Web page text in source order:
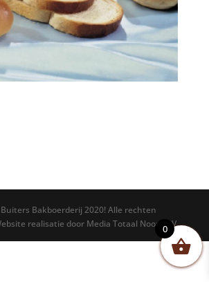
Bakboerderij 2020! Alle rechten
realisatie door Media Totaal Noord BV
0